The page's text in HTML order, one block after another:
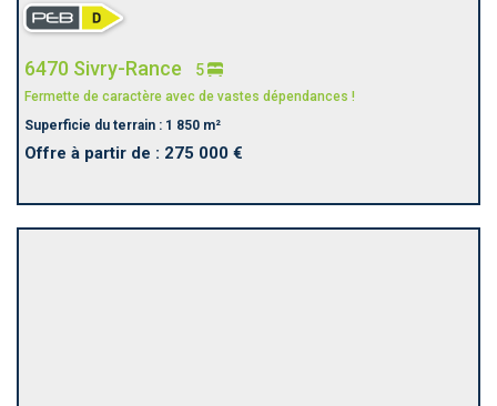
6470 Sivry-Rance 5
Fermette de caractère avec de vastes dépendances !
Superficie du terrain : 1 850 m²
Offre à partir de : 275 000 €